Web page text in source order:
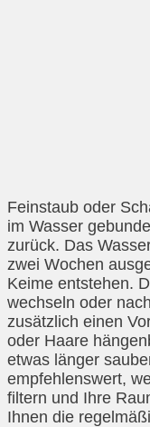
Feinstaub oder
im Wasser
zurück. Das
zwei Wochen
Keime entstehen.
wechseln oder
zusätzlich einen
oder Haare
etwas länger
empfehlenswert,
filtern und Ihre
Ihnen die